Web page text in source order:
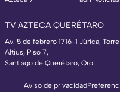
TV AZTECA QUERÉTARO
Av. 5 de febrero 1716-1 Júrica, Torre
Altius, Piso 7,
Santiago de Querétaro, Qro.
Aviso de privacidad